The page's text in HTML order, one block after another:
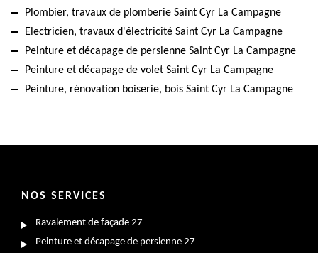
Plombier, travaux de plomberie Saint Cyr La Campagne
Electricien, travaux d'électricité Saint Cyr La Campagne
Peinture et décapage de persienne Saint Cyr La Campagne
Peinture et décapage de volet Saint Cyr La Campagne
Peinture, rénovation boiserie, bois Saint Cyr La Campagne
NOS SERVICES
Ravalement de façade 27
Peinture et décapage de persienne 27